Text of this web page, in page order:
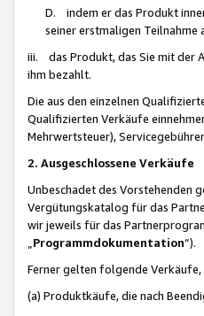
D. indem er das Produkt
seiner erstmaligen Teilnahme
iii. das Produkt, das Sie mit der
ihm bezahlt.
Die aus den einzelnen
Qualifizierten Verkäufe
Mehrwertsteuer),
2. Ausgeschlossene Verkäufe
Unbeschadet des Vorstehenden
Vergütungskatalog für das
wir jeweils für das
Programmdokumentation“).
Ferner gelten folgende
(a) Produktkäufe, die nach